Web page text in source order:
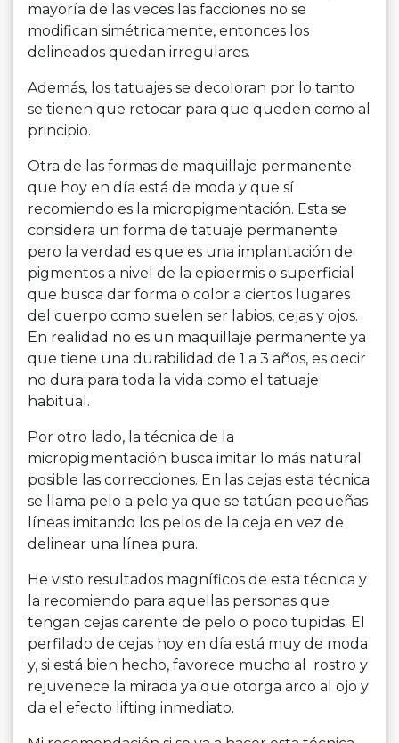
mayoría de las veces las facciones no se
modifican simétricamente, entonces los
delineados quedan irregulares.
Además, los tatuajes se decoloran por lo tanto
se tienen que retocar para que queden como al
principio.
Otra de las formas de maquillaje permanente
que hoy en día está de moda y que sí
recomiendo es la micropigmentación. Esta se
considera un forma de tatuaje permanente
pero la verdad es que es una implantación de
pigmentos a nivel de la epidermis o superficial
que busca dar forma o color a ciertos lugares
del cuerpo como suelen ser labios, cejas y ojos.
En realidad no es un maquillaje permanente ya
que tiene una durabilidad de 1 a 3 años, es decir
no dura para toda la vida como el tatuaje
habitual.
Por otro lado, la técnica de la
micropigmentación busca imitar lo más natural
posible las correcciones. En las cejas esta técnica
se llama pelo a pelo ya que se tatúan pequeñas
líneas imitando los pelos de la ceja en vez de
delinear una línea pura.
He visto resultados magníficos de esta técnica y
la recomiendo para aquellas personas que
tengan cejas carente de pelo o poco tupidas. El
perfilado de cejas hoy en día está muy de moda
y, si está bien hecho, favorece mucho al rostro y
rejuvenece la mirada ya que otorga arco al ojo y
da el efecto lifting inmediato.